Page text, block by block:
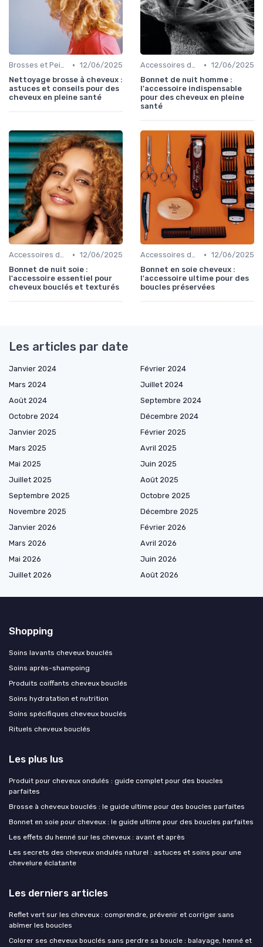
Brosses et Peignes Spéciaux • 12/06/2025
Nettoyage brosse à cheveux :
astuces et conseils pour des
cheveux en pleine santé
Accessoires de Protection • 12/06/2025
Bonnet de nuit homme :
l'accessoire indispensable
pour des cheveux en pleine
santé
Accessoires de Protection • 12/06/2025
Bonnet de nuit soie :
l'accessoire essentiel pour
cheveux bouclés et texturés
Accessoires de Protection • 12/06/2025
Bonnet en soie cheveux :
l'accessoire ultime pour des
boucles préservées
Les articles par date
Janvier 2024
Février 2024
Mars 2024
Juillet 2024
Août 2024
Septembre 2024
Octobre 2024
Décembre 2024
Janvier 2025
Février 2025
Mars 2025
Avril 2025
Mai 2025
Juin 2025
Juillet 2025
Août 2025
Septembre 2025
Octobre 2025
Novembre 2025
Décembre 2025
Janvier 2026
Février 2026
Mars 2026
Avril 2026
Mai 2026
Juin 2026
Juillet 2026
Août 2026
Shopping
Soins lavants cheveux bouclés
Soins après-shampoing
Produits coiffants cheveux bouclés
Soins hydratation et nutrition
Soins spécifiques cheveux bouclés
Rituels cheveux bouclés
Les plus lus
Produit pour cheveux ondulés : guide complet pour des boucles
parfaites
Brosse à cheveux bouclés : le guide ultime pour des boucles parfaites
Bonnet en soie pour cheveux : le guide ultime pour des boucles parfaites
Les effets du henné sur les cheveux : avant et après
Les secrets des cheveux ondulés naturel : astuces et soins pour une
chevelure éclatante
Les derniers articles
Reflet vert sur les cheveux : comprendre, prévenir et corriger sans
abîmer les boucles
Colorer ses cheveux bouclés sans perdre sa boucle : balayage, henné et